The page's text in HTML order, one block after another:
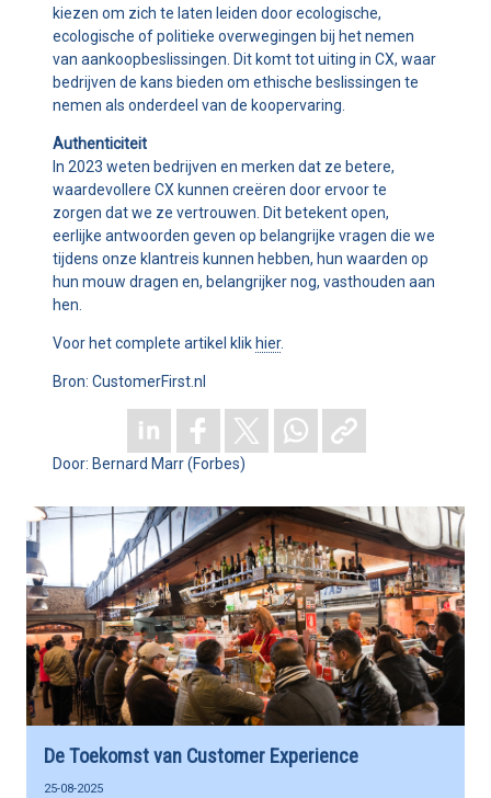
kiezen om zich te laten leiden door ecologische,
ecologische of politieke overwegingen bij het nemen
van aankoopbeslissingen. Dit komt tot uiting in CX, waar
bedrijven de kans bieden om ethische beslissingen te
nemen als onderdeel van de koopervaring.
Authenticiteit
In 2023 weten bedrijven en merken dat ze betere,
waardevollere CX kunnen creëren door ervoor te
zorgen dat we ze vertrouwen. Dit betekent open,
eerlijke antwoorden geven op belangrijke vragen die we
tijdens onze klantreis kunnen hebben, hun waarden op
hun mouw dragen en, belangrijker nog, vasthouden aan
hen.
Voor het complete artikel klik hier.
Bron: CustomerFirst.nl
Bernard Marr (Forbes)
De Toekomst van Customer Experience
25-08-2025